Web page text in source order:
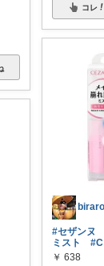
コレ
#セザンヌ
ミスト
#C
￥ 638